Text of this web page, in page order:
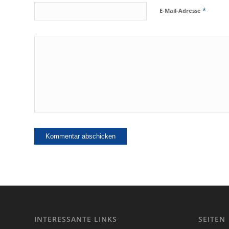
E-Mail-Adresse *
INTERESSANTE LINKS SEITEN